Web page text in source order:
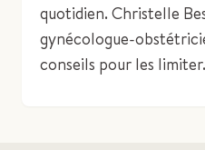
quotidien. Christelle
gynécologue-
conseils pour les limiter.